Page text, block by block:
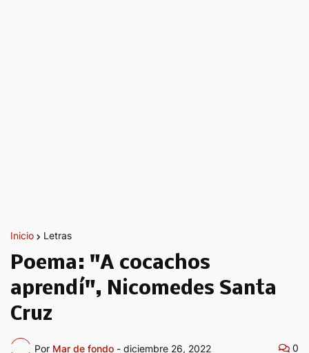
Inicio Letras
Poema: "A cocachos
aprendí", Nicomedes Santa
Cruz
Por Mar de fondo - diciembre 26, 2022 0